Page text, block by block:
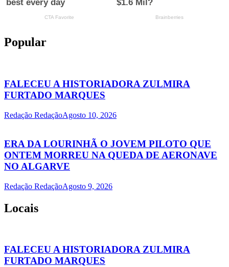
Popular
FALECEU A HISTORIADORA ZULMIRA
FURTADO MARQUES
Redação RedaçãoAgosto 10, 2026
ERA DA LOURINHÃ O JOVEM PILOTO QUE
ONTEM MORREU NA QUEDA DE AERONAVE
NO ALGARVE
Redação RedaçãoAgosto 9, 2026
Locais
FALECEU A HISTORIADORA ZULMIRA
FURTADO MARQUES